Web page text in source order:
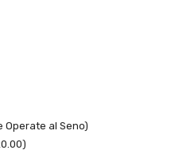
Operate al Seno)